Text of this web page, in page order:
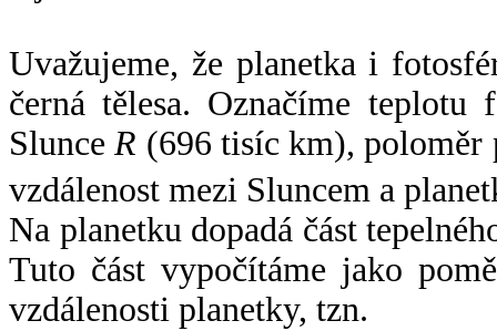
Uvažujeme, že planetka i
černá tělesa. Označíme
SlunceR (696 tisíc km),
vzdálenost mezi Sluncem a
Na planetku dopadá část
Tuto část vypočítáme jako
vzdálenosti planetky, tzn.